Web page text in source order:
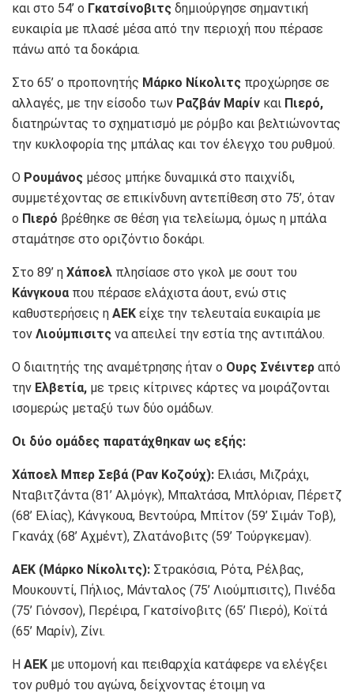
και στο 54’ ο Γκατσίνοβιτς δημιούργησε σημαντική
ευκαιρία με πλασέ μέσα από την περιοχή που πέρασε
πάνω από τα δοκάρια.
Στο 65’ ο προπονητής Μάρκο Νίκολιτς προχώρησε σε
αλλαγές, με την είσοδο των Ραζβάν Μαρίν και Πιερό,
διατηρώντας το σχηματισμό με ρόμβο και βελτιώνοντας
την κυκλοφορία της μπάλας και τον έλεγχο του ρυθμού.
Ο Ρουμάνος μέσος μπήκε δυναμικά στο παιχνίδι,
συμμετέχοντας σε επικίνδυνη αντεπίθεση στο 75’, όταν
ο Πιερό βρέθηκε σε θέση για τελείωμα, όμως η μπάλα
σταμάτησε στο οριζόντιο δοκάρι.
Στο 89’ η Χάποελ πλησίασε στο γκολ με σουτ του
Κάνγκουα που πέρασε ελάχιστα άουτ, ενώ στις
καθυστερήσεις η ΑΕΚ είχε την τελευταία ευκαιρία με
τον Λιούμπισιτς να απειλεί την εστία της αντιπάλου.
Ο διαιτητής της αναμέτρησης ήταν ο Ουρς Σνέιντερ από
την Ελβετία, με τρεις κίτρινες κάρτες να μοιράζονται
ισομερώς μεταξύ των δύο ομάδων.
Οι δύο ομάδες παρατάχθηκαν ως εξής:
Χάποελ Μπερ Σεβά (Ραν Κοζούχ): Ελιάσι, Μιζράχι,
Νταβιτζάντα (81’ Αλμόγκ), Μπαλτάσα, Μπλόριαν, Πέρετζ
(68’ Ελίας), Κάνγκουα, Βεντούρα, Μπίτον (59’ Σιμάν Τοβ),
Γκανάχ (68’ Αχμέντ), Ζλατάνοβιτς (59’ Τούργκεμαν).
ΑΕΚ (Μάρκο Νίκολιτς): Στρακόσια, Ρότα, Ρέλβας,
Μουκουντί, Πήλιος, Μάνταλος (75’ Λιούμπισιτς), Πινέδα
(75’ Γιόνσον), Περέιρα, Γκατσίνοβιτς (65’ Πιερό), Κοϊτά
(65’ Μαρίν), Ζίνι.
Η ΑΕΚ με υπομονή και πειθαρχία κατάφερε να ελέγξει
τον ρυθμό του αγώνα, δείχνοντας έτοιμη να